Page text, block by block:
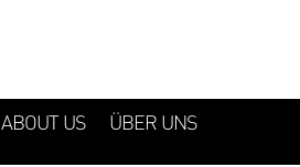
ABOUT US ÜBER UNS